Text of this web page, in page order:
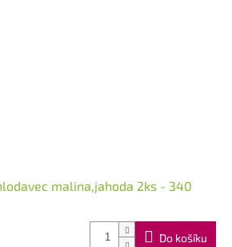
malina,jahoda 2ks - 340
Do košíku